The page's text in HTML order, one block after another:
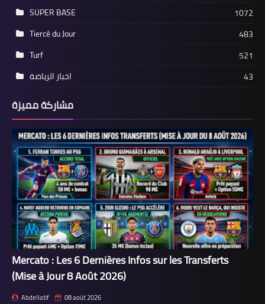
SUPER BASE
1072
Tiercé du Jour
483
Turf
521
اخبار الرياضة
43
مشاركة مميزة
Mercato : Les 6 Dernières Infos sur les Transferts
(Mise à Jour 8 Août 2026)
Abdellatif 08 août 2026